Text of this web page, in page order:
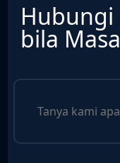
Hubungi
bila Masa